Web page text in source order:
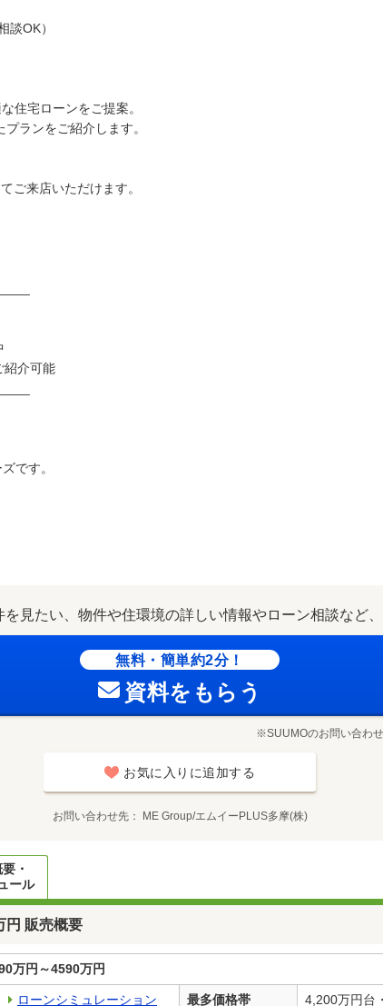
談OK）
住宅ローンをご提案。
ランをご紹介します。
ご来店いただけます。
紹介可能
です。
を見たい、物件や住環境の詳しい情報やローン相談など、
無料・簡単約2分！
資料をもらう
※SUUMOのお問い合わ
お気に入りに追加する
お問い合わせ先 ME Group/エムイーPLUS多摩(株)
・
ール
円 販売概要
万円～4590万円
ローンシミュレーション 最多価格帯 4,200万円台